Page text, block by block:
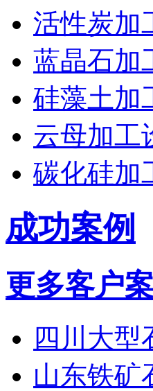
活性炭加
蓝晶石加
硅藻土加
云母加工
碳化硅加
成功案例
更多客户
四川大型
山东铁矿